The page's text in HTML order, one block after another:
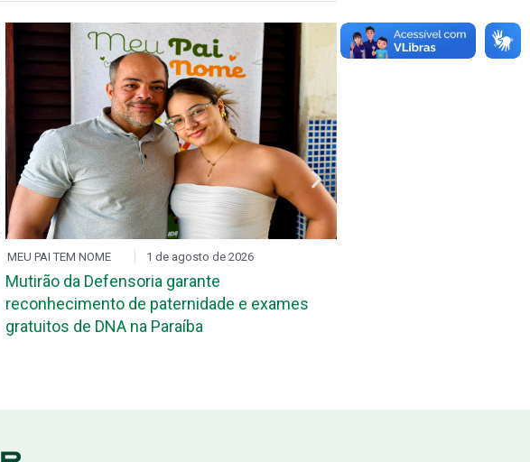
MEU PAI TEM NOME 1 de agosto de 2026
Mutirão da Defensoria garante
reconhecimento de paternidade e exames
gratuitos de DNA na Paraíba